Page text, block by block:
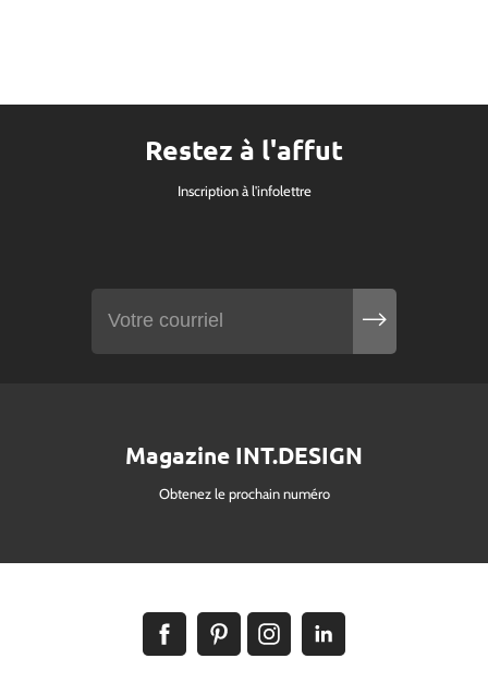
Restez à l'affut
Inscription à l'infolettre
Magazine INT.DESIGN
Obtenez le prochain numéro